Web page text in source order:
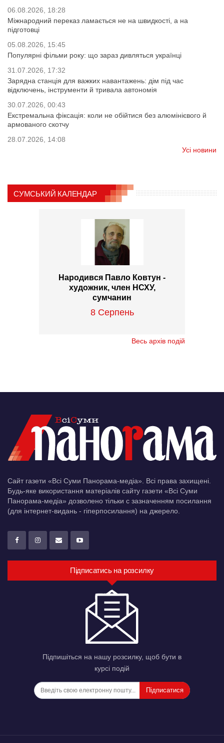
06.08.2026, 18:28
Міжнародний переказ ламається не на швидкості, а на
підготовці
05.08.2026, 15:45
Популярні фільми року: що зараз дивляться українці
31.07.2026, 17:32
Зарядна станція для важких навантажень: дім під час
відключень, інструменти й тривала автономія
30.07.2026, 00:43
Екстремальна фіксація: коли не обійтися без алюмінієвого й
армованого скотчу
28.07.2026, 14:08
Усі новини
СУМСЬКИЙ КАЛЕНДАР
Народився Павло Ковтун -
художник, член НСХУ,
сумчанин
8 Серпень
Весь архів подій
Сайт газети «Всі Суми Панорама-медіа». Всі права захищені.
Будь-яке використання матеріалів сайту газети «Всі Суми
Панорама-медіа» дозволено тільки c зазначенням посилання
(для інтернет-видань - гіперпосилання) на джерело.
Підписатись на розсилку
Підпишіться на нашу розсилку, щоб бути в
курсі подій
Підписатися